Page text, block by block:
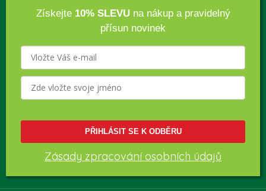
Získejte 10% SLEVUna nákup a pravidelný
přísun novinek
PŘIHLÁSIT SE K ODBĚRU
Zásady zpracování osobních údajů